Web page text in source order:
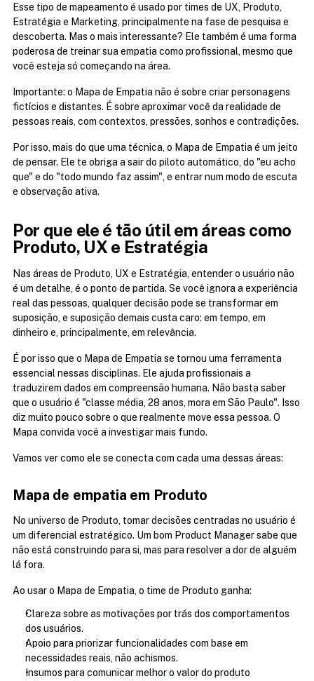
Esse tipo de mapeamento é usado por times de UX, Produto,
Estratégia e Marketing, principalmente na fase de pesquisa e
descoberta. Mas o mais interessante? Ele também é uma forma
poderosa de treinar sua empatia como profissional, mesmo que
você esteja só começando na área.
Importante: o Mapa de Empatia não é sobre criar personagens
fictícios e distantes. É sobre aproximar você da realidade de
pessoas reais, com contextos, pressões, sonhos e contradições.
Por isso, mais do que uma técnica, o Mapa de Empatia é um jeito
de pensar. Ele te obriga a sair do piloto automático, do "eu acho
que" e do "todo mundo faz assim", e entrar num modo de escuta
e observação ativa.
Por que ele é tão útil em áreas como
Produto, UX e Estratégia
Nas áreas de Produto, UX e Estratégia, entender o usuário não
é um detalhe, é o ponto de partida. Se você ignora a experiência
real das pessoas, qualquer decisão pode se transformar em
suposição, e suposição demais custa caro: em tempo, em
dinheiro e, principalmente, em relevância.
É por isso que o Mapa de Empatia se tornou uma ferramenta
essencial nessas disciplinas. Ele ajuda profissionais a
traduzirem dados em compreensão humana. Não basta saber
que o usuário é "classe média, 28 anos, mora em São Paulo". Isso
diz muito pouco sobre o que realmente move essa pessoa. O
Mapa convida você a investigar mais fundo.
Vamos ver como ele se conecta com cada uma dessas áreas:
Mapa de empatia em Produto
No universo de Produto, tomar decisões centradas no usuário é
um diferencial estratégico. Um bom Product Manager sabe que
não está construindo para si, mas para resolver a dor de alguém
lá fora.
Ao usar o Mapa de Empatia, o time de Produto ganha:
Clareza sobre as motivações por trás dos comportamentos
dos usuários.
Apoio para priorizar funcionalidades com base em
necessidades reais, não achismos.
Insumos para comunicar melhor o valor do produto